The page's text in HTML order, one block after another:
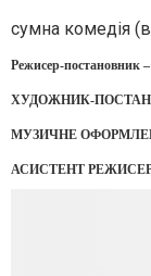
сумна комедія
Режисер-постановник
ХУДОЖНИК-
МУЗИЧНЕ
АСИСТЕНТ